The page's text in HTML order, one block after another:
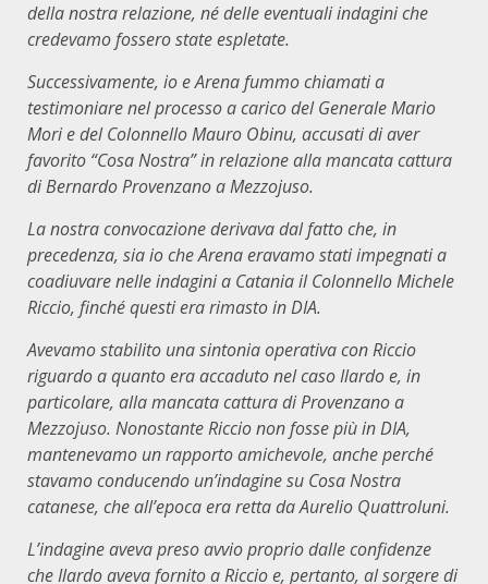
della nostra relazione, né delle eventuali indagini che
credevamo fossero state espletate.
Successivamente, io e Arena fummo chiamati a
testimoniare nel processo a carico del Generale Mario
Mori e del Colonnello Mauro Obinu, accusati di aver
favorito “Cosa Nostra” in relazione alla mancata cattura
di Bernardo Provenzano a Mezzojuso.
La nostra convocazione derivava dal fatto che, in
precedenza, sia io che Arena eravamo stati impegnati a
coadiuvare nelle indagini a Catania il Colonnello Michele
Riccio, finché questi era rimasto in DIA.
Avevamo stabilito una sintonia operativa con Riccio
riguardo a quanto era accaduto nel caso Ilardo e, in
particolare, alla mancata cattura di Provenzano a
Mezzojuso. Nonostante Riccio non fosse più in DIA,
mantenevamo un rapporto amichevole, anche perché
stavamo conducendo un’indagine su Cosa Nostra
catanese, che all’epoca era retta da Aurelio Quattroluni.
L’indagine aveva preso avvio proprio dalle confidenze
che Ilardo aveva fornito a Riccio e, pertanto, al sorgere di